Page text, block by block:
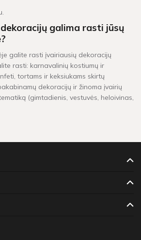
galima rasti jūsų
galite rasti įvairiausių dekoracijų
rasti: karnavalinių kostiumų ir
tortams ir keksiukams skirtų
dekoracijų ir žinoma įvairių
(gimtadienis, vestuvės, heloivinas,
„baby shower" ir t.t.).
užtrukti tarp 4 - 16 darbo dienų.